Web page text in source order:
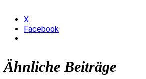
X
Facebook
Ähnliche Beiträge